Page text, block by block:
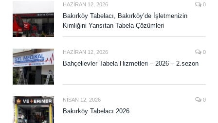
HAZIRAN 12, 2026 0
Bakırköy Tabelacı, Bakırköy’de İşletmenizin
Kimliğini Yansıtan Tabela Çözümleri
HAZIRAN 12, 2026 0
Bahçelievler Tabela Hizmetleri – 2026 – 2.sezon
NISAN 12, 2026 0
Bakırköy Tabelacı 2026